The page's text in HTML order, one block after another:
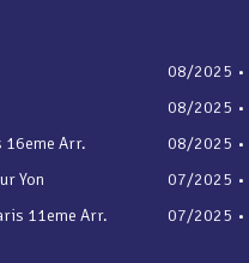
16eme Arr.
Yon
11eme Arr.
08/2025 •
08/2025 •
08/2025 •
07/2025 •
07/2025 •